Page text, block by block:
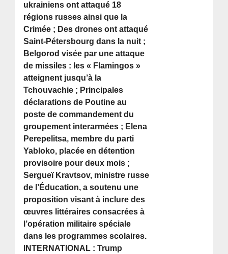
ukrainiens ont attaqué 18
régions russes ainsi que la
Crimée ; Des drones ont attaqué
Saint-Pétersbourg dans la nuit ;
Belgorod visée par une attaque
de missiles : les « Flamingos »
atteignent jusqu’à la
Tchouvachie ; Principales
déclarations de Poutine au
poste de commandement du
groupement interarmées ; Elena
Perepelitsa, membre du parti
Yabloko, placée en détention
provisoire pour deux mois ;
Sergueï Kravtsov, ministre russe
de l’Éducation, a soutenu une
proposition visant à inclure des
œuvres littéraires consacrées à
l’opération militaire spéciale
dans les programmes scolaires.
INTERNATIONAL : Trump